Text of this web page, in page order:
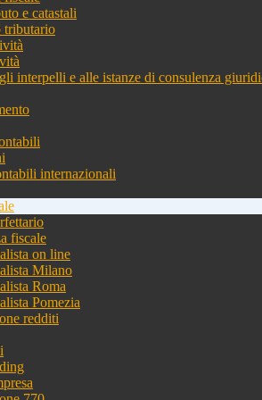
e catastali
tributario
interpelli e alle istanze di consulenza
internazionali
fiscale
on line
Milano
Roma
Pomezia
redditi